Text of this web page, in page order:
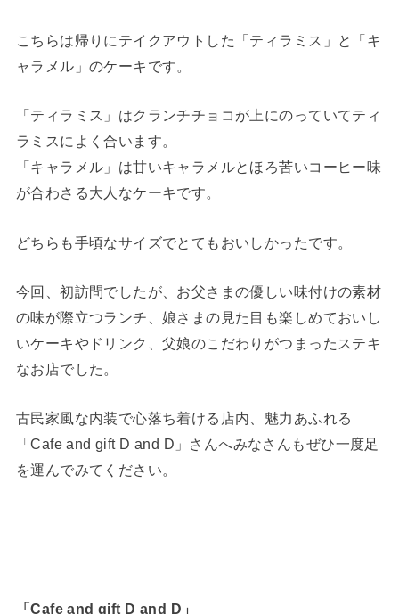
こちらは帰りにテイクアウトした「ティラミス」と「キ
ャラメル」のケーキです。
「ティラミス」はクランチチョコが上にのっていてティ
ラミスによく合います。
「キャラメル」は甘いキャラメルとほろ苦いコーヒー味
が合わさる大人なケーキです。
どちらも手頃なサイズでとてもおいしかったです。
今回、初訪問でしたが、お父さまの優しい味付けの素材
の味が際立つランチ、娘さまの見た目も楽しめておいし
いケーキやドリンク、父娘のこだわりがつまったステキ
なお店でした。
古民家風な内装で心落ち着ける店内、魅力あふれる
「Cafe and gift D and D」さんへみなさんもぜひ一度足
を運んでみてください。
「Cafe and gift D and D」